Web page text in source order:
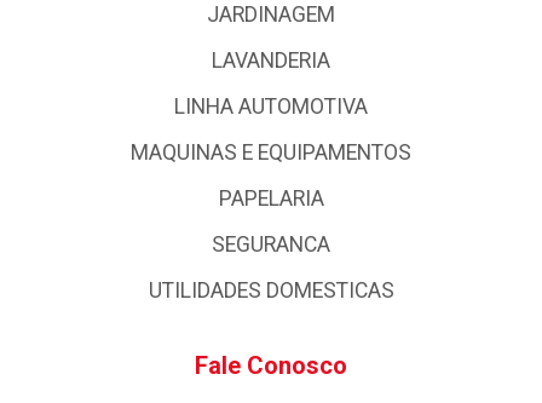
JARDINAGEM
LAVANDERIA
LINHA AUTOMOTIVA
MAQUINAS E EQUIPAMENTOS
PAPELARIA
SEGURANCA
UTILIDADES DOMESTICAS
Fale Conosco